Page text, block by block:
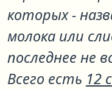
которых -
молока или
последнее не
Всего есть 12